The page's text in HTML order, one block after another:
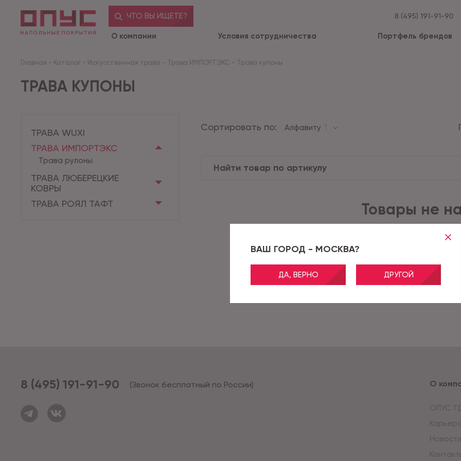
ВАШ ГОРОД - МОСКВА?
ДА, ВЕРНО ДРУГОЙ
ЧТО ВЫ ИЩЕТЕ? 8 (495) 191-91-90
О компании Условия сотрудничества Портфель брендов
Главная - Каталог - Искусственная трава - Трава ИМПОРТЭКС - Трава купоны
ТРАВА КУПОНЫ
ТРАВА WUXI
ТРАВА ИМПОРТЭКС
Трава рулоны
ТРАВА ЛЮБЕРЕЦКИЕ
КОВРЫ
ТРАВА РОЯЛ ТАФТ
Сортировать по: Алфавиту
Товары не
8 (495) 191-91-90 (Звонок бесплатный по России) О
ОПУС
Новости